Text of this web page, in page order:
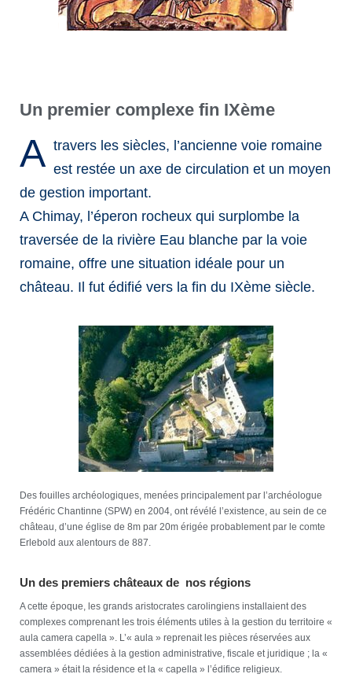
Un premier complexe fin IXème
A travers les siècles, l’ancienne voie romaine
est restée un axe de circulation et un moyen
de gestion important.
A Chimay, l’éperon rocheux qui surplombe la
traversée de la rivière Eau blanche par la voie
romaine, offre une situation idéale pour un
château. Il fut édifié vers la fin du IXème siècle.
Des fouilles archéologiques, menées principalement par l’archéologue
Frédéric Chantinne (SPW) en 2004, ont révélé l’existence, au sein de ce
château, d’une église de 8m par 20m érigée probablement par le comte
Erlebold aux alentours de 887.
Un des premiers châteaux de nos régions
A cette époque, les grands aristocrates carolingiens installaient des
complexes comprenant les trois éléments utiles à la gestion du territoire «
aula camera capella ». L’« aula » reprenait les pièces réservées aux
assemblées dédiées à la gestion administrative, fiscale et juridique ; la «
camera » était la résidence et la « capella » l’édifice religieux.